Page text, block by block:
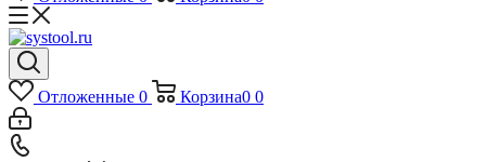
Отложенные 0 Корзина0 0